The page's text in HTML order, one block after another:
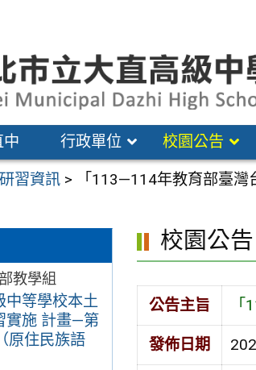
中 行政單位 校園公告
研習資訊 > 「113—114年教育部臺
教學組
中等學校本土
實施 計畫—第
原住民族語
校園公告
公告主旨
發佈日期